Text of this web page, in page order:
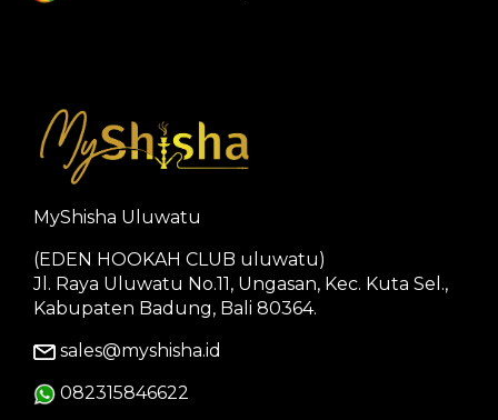
MyShisha Uluwatu
(EDEN HOOKAH CLUB uluwatu)
Jl. Raya Uluwatu No.11, Ungasan, Kec. Kuta Sel.,
Kabupaten Badung, Bali 80364.
sales@myshisha.id
082315846622